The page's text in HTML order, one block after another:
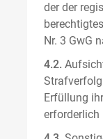
der der
Nr. 3 GwG
4.2.
Erfüllung
erforderlich